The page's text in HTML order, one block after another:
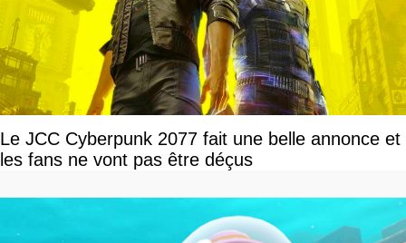
Le JCC Cyberpunk 2077 fait une belle annonce et
les fans ne vont pas être déçus